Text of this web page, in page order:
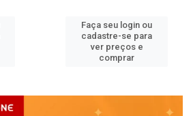
Faça seu login ou
cadastre-se para
ver preços e
comprar